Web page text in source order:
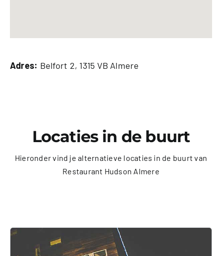
Adres: Belfort 2, 1315 VB Almere
Locaties in de buurt
Hieronder vind je alternatieve locaties in de buurt van
Restaurant Hudson Almere